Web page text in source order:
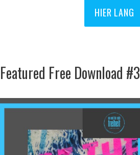
HIER LANG
Featured Free Download #3